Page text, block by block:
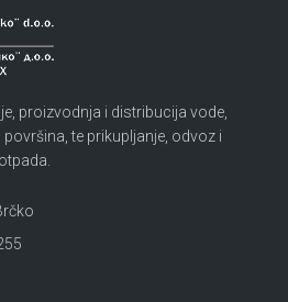
proizvodnja i distribucija vode,
te prikupljanje, odvoz i